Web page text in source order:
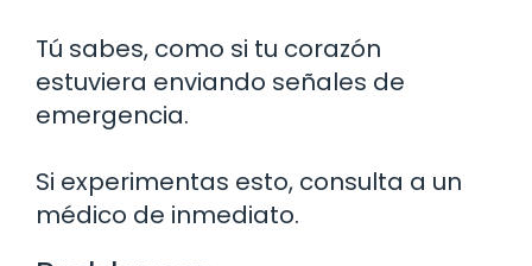
Tú sabes, como si tu corazón
estuviera enviando señales de
emergencia.
Si experimentas esto, consulta a un
médico de inmediato.